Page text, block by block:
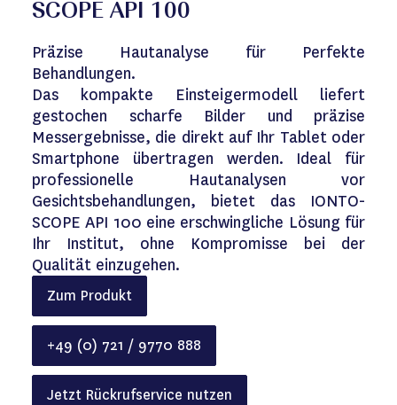
SCOPE API 100
Präzise Hautanalyse für Perfekte
Behandlungen.
Das kompakte Einsteigermodell liefert
gestochen scharfe Bilder und präzise
Messergebnisse, die direkt auf Ihr Tablet oder
Smartphone übertragen werden. Ideal für
professionelle Hautanalysen vor
Gesichtsbehandlungen, bietet das IONTO-
SCOPE API 100 eine erschwingliche Lösung für
Ihr Institut, ohne Kompromisse bei der
Qualität einzugehen.
Zum Produkt
+49 (0) 721 / 9770 888
Jetzt Rückrufservice nutzen